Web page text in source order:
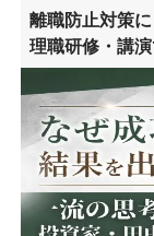
離職防止対策
理職研修・講